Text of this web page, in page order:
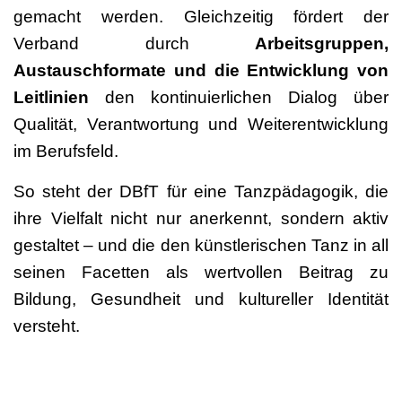
gemacht werden. Gleichzeitig fördert der
Verband durch Arbeitsgruppen,
Austauschformate und die Entwicklung von
Leitlinien den kontinuierlichen Dialog über
Qualität, Verantwortung und Weiterentwicklung
im Berufsfeld.
So steht der DBfT für eine Tanzpädagogik, die
ihre Vielfalt nicht nur anerkennt, sondern aktiv
gestaltet – und die den künstlerischen Tanz in all
seinen Facetten als wertvollen Beitrag zu
Bildung, Gesundheit und kultureller Identität
versteht.